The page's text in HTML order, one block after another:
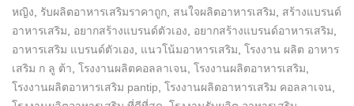
หญิง
รับผลิตอาหารเสริมราคาถูก สนใจผลิตอาหารเสริม
สร้างแบรนด์
อาหารเสริม
อยากสร้างแบรนด์ตัวเอง อยากสร้างแบรนด์อาหารเสริม
อาหารเสริม แบรนด์ตัวเอง
แนวโน้มอาหารเสริม โรงงาน ผลิต อาหาร
เสริม ก ลู ต้า โรงงานผลิตคอลลาเจน โรงงานผลิตอาหารเสริม
โรงงานผลิตอาหารเสริม pantip โรงงานผลิตอาหารเสริม คอลลาเจน